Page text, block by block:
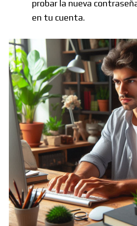
probar la nueva
en tu cuenta.